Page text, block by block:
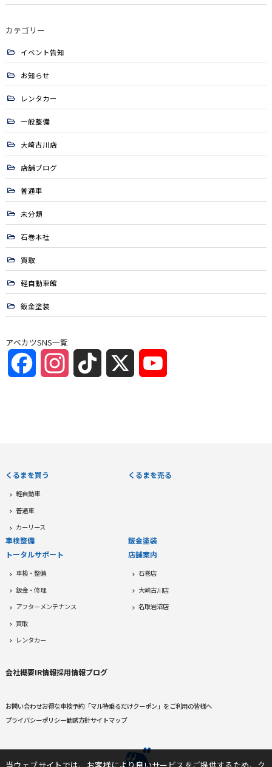
カテゴリー
イベント告知
お知らせ
レンタカー
一般整備
大崎古川店
店舗ブログ
普通車
未分類
石巻本社
買取
軽自動車館
鈑金塗装
アベカツSNS一覧
FacebookInstagramTikTok
くるまを買う
軽自動車
普通車
カーリース
くるまを売る
車検整備
鈑金塗装
トータルサポート
車検・整備
鈑金・修理
アフターメンテナンス
買取
レンタカー
店舗案内
石巻店
大崎古川店
名取岩沼店
会社概要IR情報採用情報ブログ
お問い合わせお得な車検予約「マル特乗るだけクーポン」をご利用の皆様へ
プライバシーポリシー勧誘方針サイトマップ